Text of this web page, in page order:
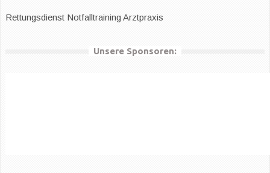
Rettungsdienst Notfalltraining Arztpraxis
Unsere Sponsoren: